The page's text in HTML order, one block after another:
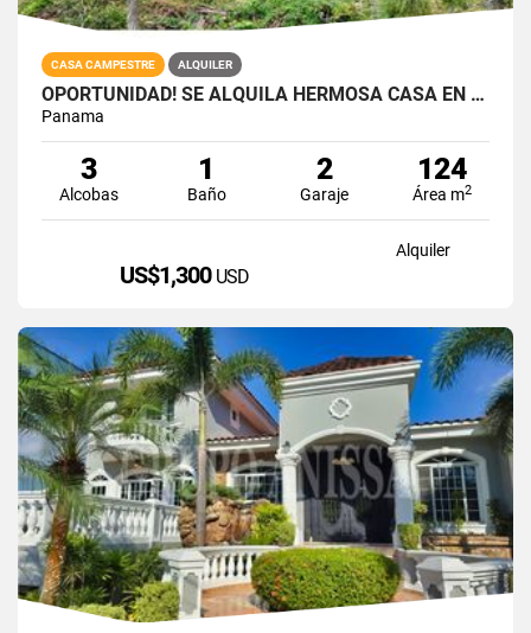
CASA CAMPESTRE ALQUILER
OPORTUNIDAD! SE ALQUILA HERMOSA CASA EN ALTOS DEL MARIA
Panama
3
Alcobas
1
Baño
2
Garaje
124
Área m2
Alquiler
US$1,300 USD